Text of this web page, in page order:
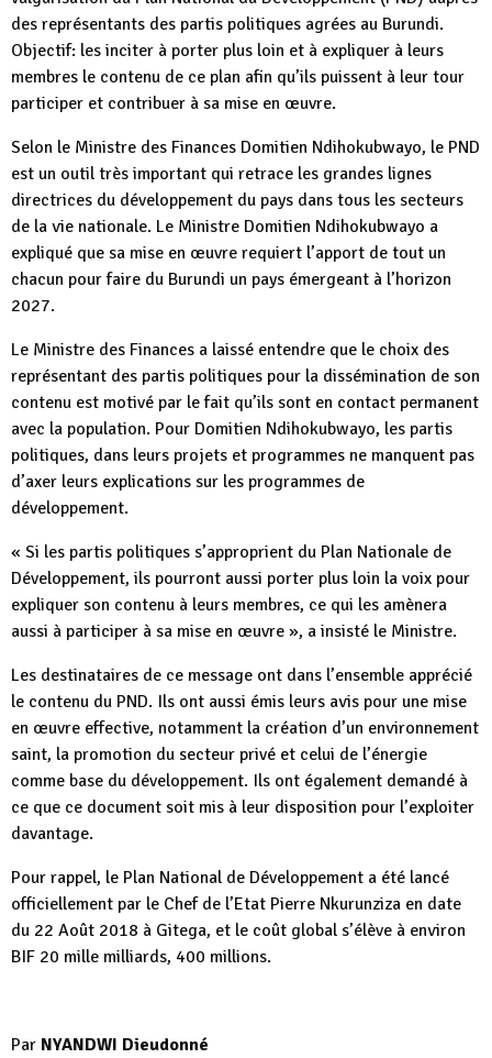
des représentants des partis politiques agrées au Burundi.
Objectif: les inciter à porter plus loin et à expliquer à leurs
membres le contenu de ce plan afin qu’ils puissent à leur tour
participer et contribuer à sa mise en œuvre.
Selon le Ministre des Finances Domitien Ndihokubwayo, le PND
est un outil très important qui retrace les grandes lignes
directrices du développement du pays dans tous les secteurs
de la vie nationale. Le Ministre Domitien Ndihokubwayo a
expliqué que sa mise en œuvre requiert l’apport de tout un
chacun pour faire du Burundi un pays émergeant à l’horizon
2027.
Le Ministre des Finances a laissé entendre que le choix des
représentant des partis politiques pour la dissémination de son
contenu est motivé par le fait qu’ils sont en contact permanent
avec la population. Pour Domitien Ndihokubwayo, les partis
politiques, dans leurs projets et programmes ne manquent pas
d’axer leurs explications sur les programmes de
développement.
« Si les partis politiques s’approprient du Plan Nationale de
Développement, ils pourront aussi porter plus loin la voix pour
expliquer son contenu à leurs membres, ce qui les amènera
aussi à participer à sa mise en œuvre », a insisté le Ministre.
Les destinataires de ce message ont dans l’ensemble apprécié
le contenu du PND. Ils ont aussi émis leurs avis pour une mise
en œuvre effective, notamment la création d’un environnement
saint, la promotion du secteur privé et celui de l’énergie
comme base du développement. Ils ont également demandé à
ce que ce document soit mis à leur disposition pour l’exploiter
davantage.
Pour rappel, le Plan National de Développement a été lancé
officiellement par le Chef de l’Etat Pierre Nkurunziza en date
du 22 Août 2018 à Gitega, et le coût global s’élève à environ
BIF 20 mille milliards, 400 millions.
Par NYANDWI Dieudonné